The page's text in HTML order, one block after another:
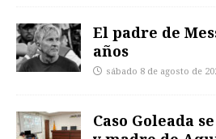
El padre de
años
sábado 8 de agosto de
Caso Goleada